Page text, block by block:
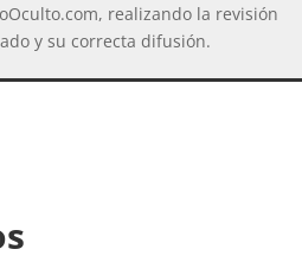
realizando la revisión
y su correcta difusión.